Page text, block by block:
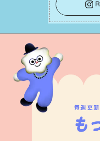
レーキをかける
えが、あなたに
はずです。
毎週更新